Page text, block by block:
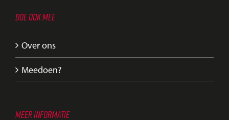
DOE OOK MEE
Over ons
Meedoen?
MEER INFORMATIE